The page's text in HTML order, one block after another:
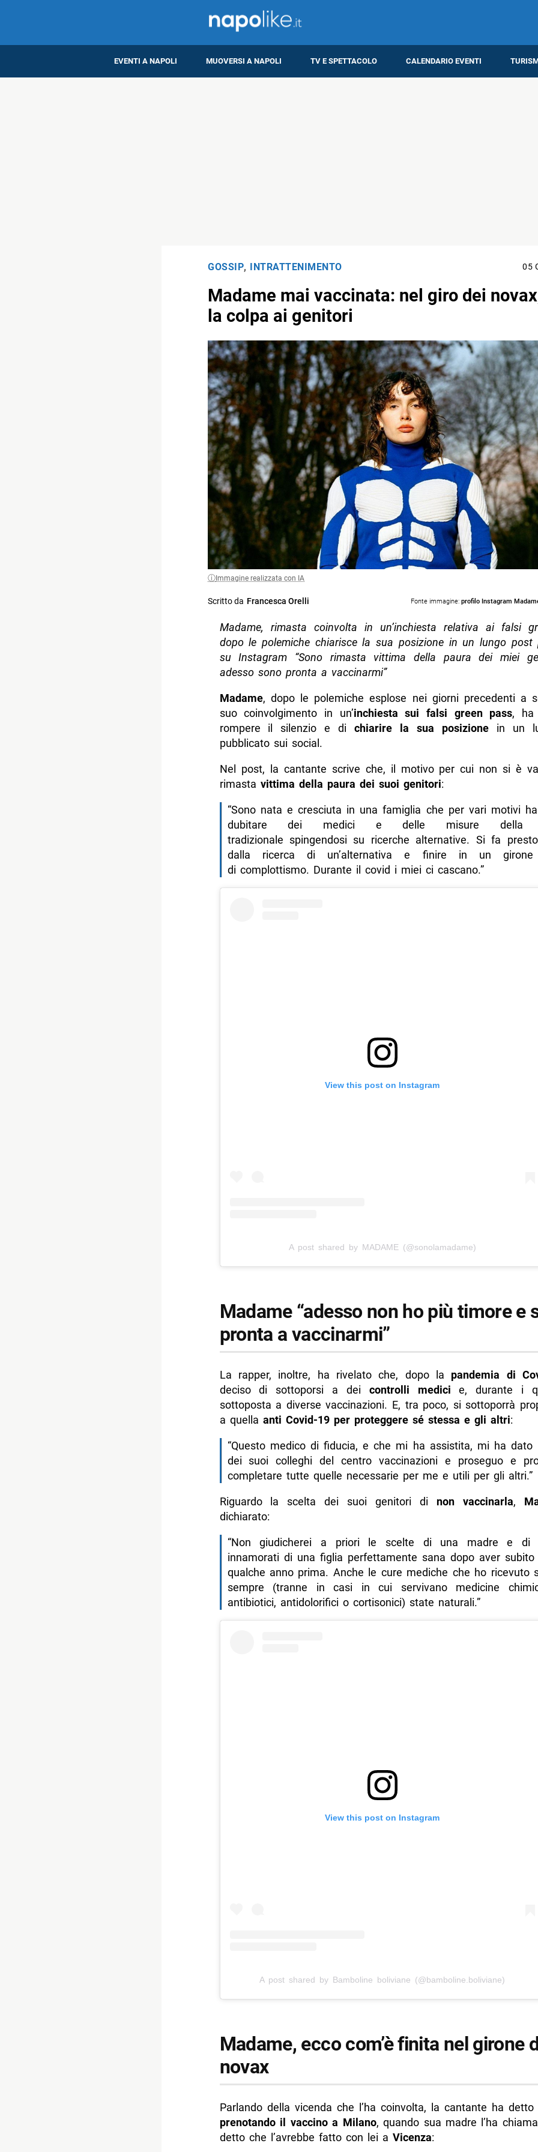
EVENTI A NAPOLI MUOVERSI A NAPOLI TV E SPETTACOLO CALENDARIO EVENTI
GOSSIP, INTRATTENIMENTO 05
Madame mai vaccinata: nel giro dei
la colpa ai genitori
Immagine realizzata con IA
Scritto da Francesca Orelli Fonte immagine: profilo Instagram
Madame, rimasta coinvolta in un’inchiesta relativa ai falsi
dopo le polemiche chiarisce la sua posizione in un lungo post
su Instagram “Sono rimasta vittima della paura dei miei
adesso sono pronta a vaccinarmi”
Madame, dopo le polemiche esplose nei giorni precedenti a
suo coinvolgimento in un’inchiesta sui falsi green pass, ha
rompere il silenzio e dichiarire la sua posizione in un
pubblicato sui social.
Nel post, la cantante scrive che, il motivo per cui non si è
rimasta vittima della paura dei suoi genitori:
“Sono nata e cresciuta in una famiglia che per vari motivi
dubitare dei medici e delle misure della
tradizionale spingendosi su ricerche alternative. Si fa
dalla ricerca di un’alternativa e finire in un girone
di complottismo. Durante il covid i miei ci cascano.”
View this post on Instagram
A post shared by MADAME (@sonolamadame)
Madame “adesso non ho più timore e
pronta a vaccinarmi”
La rapper, inoltre, ha rivelato che, dopo la pandemia di
deciso di sottoporsi a dei controlli medicie, durante i
sottoposta a diverse vaccinazioni. E, tra poco, si sottoporrà
a quella anti Covid-19 per proteggere sé stessa e gli altri:
“Questo medico di fiducia, e che mi ha assistita, mi ha dato
dei suoi colleghi del centro vaccinazioni e proseguo e
completare tutte quelle necessarie per me e utili per gli altri.”
Riguardo la scelta dei suoi genitori di non vaccinarla,
dichiarato:
“Non giudicherei a priori le scelte di una madre e di
innamorati di una figlia perfettamente sana dopo aver
qualche anno prima. Anche le cure mediche che ho ricevuto
sempre (tranne in casi in cui servivano medicine
antibiotici, antidolorifici o cortisonici) state naturali.”
View this post on Instagram
A post shared by Bamboline boliviane (@bamboline.boliviane)
Madame, ecco com’è finita nel girone
novax
Parlando della vicenda che l’ha coinvolta, la cantante ha
prenotando il vaccino a Milano, quando sua madre l’ha
detto che l’avrebbe fatto con lei a Vicenza: